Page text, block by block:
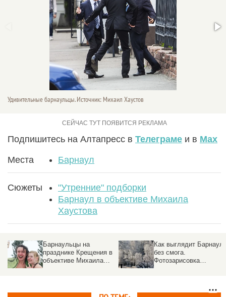
Удивительные барнаульцы. Источник: Михаил Хаустов
Подпишитесь на Алтапресс в Телеграме и в Max
Места Барнаул
Сюжеты
"Утренние" подборки
Барнаул в объективе Михаила
Хаустова
Барнаульцы на
празднике Крещения в
объективе Михаила
Как выглядит Барнаул
без смога.
Фотозарисовка